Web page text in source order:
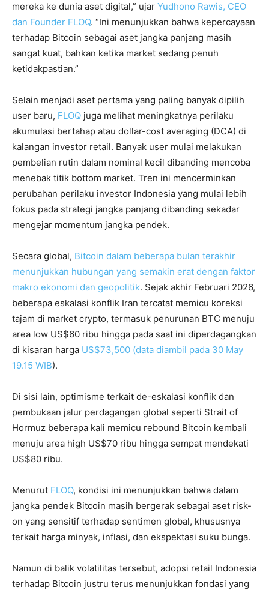
mereka ke dunia aset digital,” ujar Yudhono Rawis, CEO
dan Founder FLOQ. “Ini menunjukkan bahwa kepercayaan
terhadap Bitcoin sebagai aset jangka panjang masih
sangat kuat, bahkan ketika market sedang penuh
ketidakpastian.”
Selain menjadi aset pertama yang paling banyak dipilih
user baru, FLOQ juga melihat meningkatnya perilaku
akumulasi bertahap atau dollar-cost averaging (DCA) di
kalangan investor retail. Banyak user mulai melakukan
pembelian rutin dalam nominal kecil dibanding mencoba
menebak titik bottom market. Tren ini mencerminkan
perubahan perilaku investor Indonesia yang mulai lebih
fokus pada strategi jangka panjang dibanding sekadar
mengejar momentum jangka pendek.
Secara global, Bitcoin dalam beberapa bulan terakhir
menunjukkan hubungan yang semakin erat dengan faktor
makro ekonomi dan geopolitik. Sejak akhir Februari 2026,
beberapa eskalasi konflik Iran tercatat memicu koreksi
tajam di market crypto, termasuk penurunan BTC menuju
area low US$60 ribu hingga pada saat ini diperdagangkan
di kisaran harga US$73,500 (data diambil pada 30 May
19.15 WIB).
Di sisi lain, optimisme terkait de-eskalasi konflik dan
pembukaan jalur perdagangan global seperti Strait of
Hormuz beberapa kali memicu rebound Bitcoin kembali
menuju area high US$70 ribu hingga sempat mendekati
US$80 ribu.
Menurut FLOQ, kondisi ini menunjukkan bahwa dalam
jangka pendek Bitcoin masih bergerak sebagai aset risk-
on yang sensitif terhadap sentimen global, khususnya
terkait harga minyak, inflasi, dan ekspektasi suku bunga.
Namun di balik volatilitas tersebut, adopsi retail Indonesia
terhadap Bitcoin justru terus menunjukkan fondasi yang